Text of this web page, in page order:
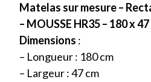
Matelas sur mesure –
– MOUSSE HR35 – 180 x
Dimensions :
– Longueur : 180 cm
– Largeur : 47 cm